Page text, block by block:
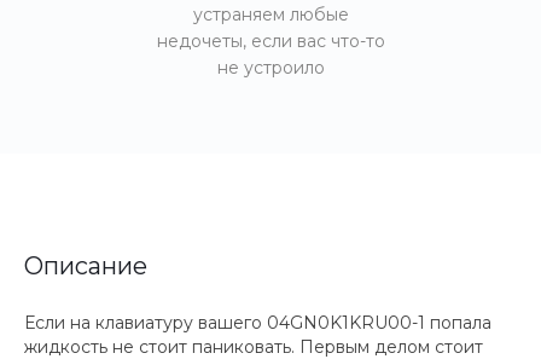
устраняем любые
недочеты, если вас что-то
не устроило
Описание
Если на клавиатуру вашего 04GN0K1KRU00-1 попала
жидкость не стоит паниковать. Первым делом стоит